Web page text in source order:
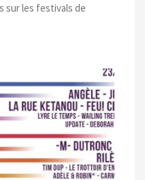
sur les festivals de